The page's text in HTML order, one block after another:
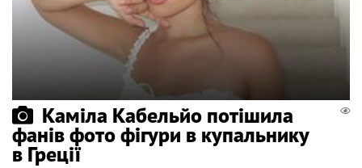
Каміла Кабельйо потішила
фанів фото фігури в купальнику
в Греції